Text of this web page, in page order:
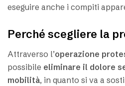
eseguire anche i compiti
Perché scegliere la
Attraverso l’operazione
possibile eliminare il dolore
mobilità, in quanto si va a